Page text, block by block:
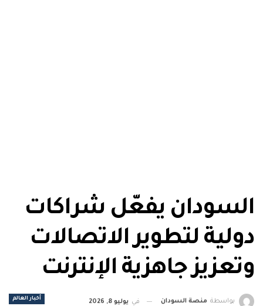
السودان يفعّل شراكات
دولية لتطوير الاتصالات
وتعزيز جاهزية الإنترنت
أخبار العالم بواسطة منصة السودان في يوليو 8, 2026